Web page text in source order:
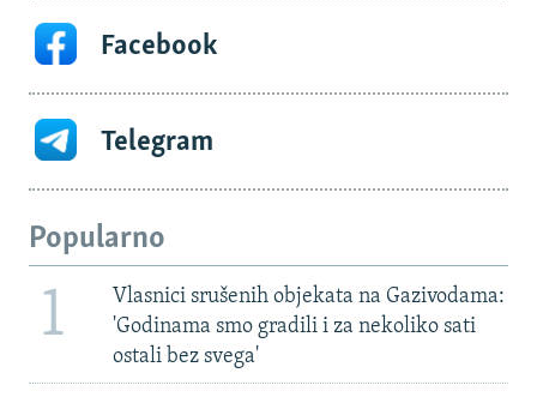
Facebook
Telegram
Popularno
1
Vlasnici srušenih objekata na Gazivodama:
'Godinama smo gradili i za nekoliko sati
ostali bez svega'